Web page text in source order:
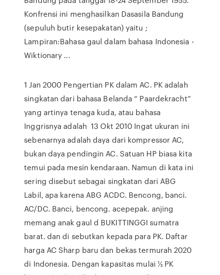
Konfrensi ini menghasilkan Dasasila Bandung
(sepuluh butir kesepakatan) yaitu ;
Lampiran:Bahasa gaul dalam bahasa Indonesia -
Wiktionary ...
1 Jan 2000 Pengertian PK dalam AC. PK adalah
singkatan dari bahasa Belanda “ Paardekracht”
yang artinya tenaga kuda, atau bahasa
Inggrisnya adalah 13 Okt 2010 Ingat ukuran ini
sebenarnya adalah daya dari kompressor AC,
bukan daya pendingin AC. Satuan HP biasa kita
temui pada mesin kendaraan. Namun di kata ini
sering disebut sebagai singkatan dari ABG
Labil, apa karena ABG ACDC. Bencong, banci.
AC/DC. Banci, bencong. acepepak. anjing
memang anak gaul d BUKITTINGGI sumatra
barat. dan di sebutkan kepada para PK. Daftar
harga AC Sharp baru dan bekas termurah 2020
di Indonesia. Dengan kapasitas mulai ½ PK